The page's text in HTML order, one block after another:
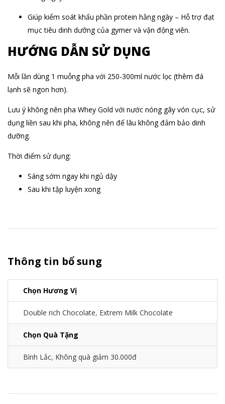
Giúp kiểm soát khẩu phần protein hằng ngày – Hỗ trợ đạt
mục tiêu dinh dưỡng của gymer và vận động viên.
HƯỚNG DẪN SỬ DỤNG
Mỗi lần dùng 1 muỗng pha với 250-300ml nước lọc (thêm đá
lạnh sẽ ngon hơn).
Lưu ý không nên pha Whey Gold với nước nóng gây vón cục, sử
dụng liền sau khi pha, không nên để lâu không đảm bảo dinh
dưỡng.
Thời điểm sử dụng:
Sáng sớm ngay khi ngủ dậy
Sau khi tập luyện xong
Thông tin bổ sung
Chọn Hương Vị
Double rich Chocolate, Extrem Milk Chocolate
Chọn Quà Tặng
Bình Lắc, Không quà giảm 30.000đ